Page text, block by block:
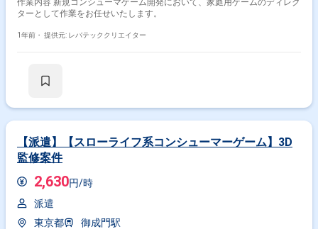
ターとして作業をお任せいたします。
1年前・ 提供元: レバテッククリエイター
【派遣】【スローライフ系コンシューマーゲーム】3D
監修案件
2,630円/時
派遣
東京都
御成門駅